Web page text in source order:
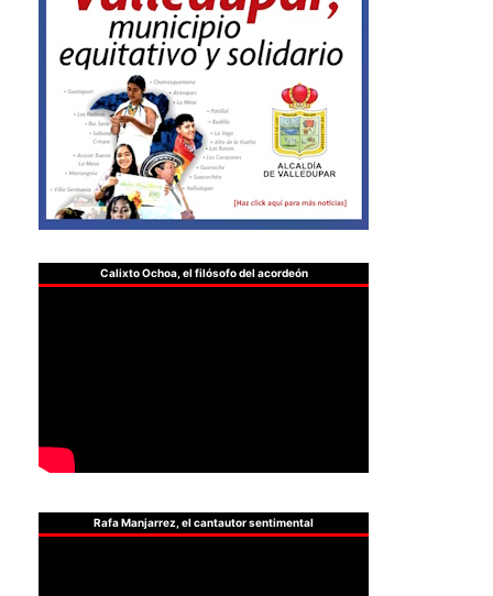
Calixto Ochoa, el filósofo del acordeón
Rafa Manjarrez, el cantautor sentimental